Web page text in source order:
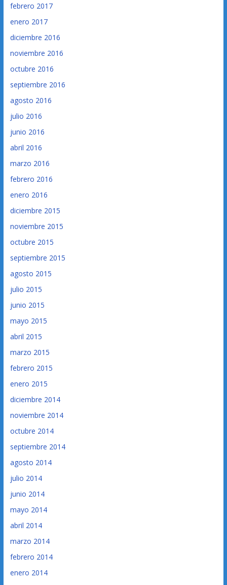
febrero 2017
enero 2017
diciembre 2016
noviembre 2016
octubre 2016
septiembre 2016
agosto 2016
julio 2016
junio 2016
abril 2016
marzo 2016
febrero 2016
enero 2016
diciembre 2015
noviembre 2015
octubre 2015
septiembre 2015
agosto 2015
julio 2015
junio 2015
mayo 2015
abril 2015
marzo 2015
febrero 2015
enero 2015
diciembre 2014
noviembre 2014
octubre 2014
septiembre 2014
agosto 2014
julio 2014
junio 2014
mayo 2014
abril 2014
marzo 2014
febrero 2014
enero 2014